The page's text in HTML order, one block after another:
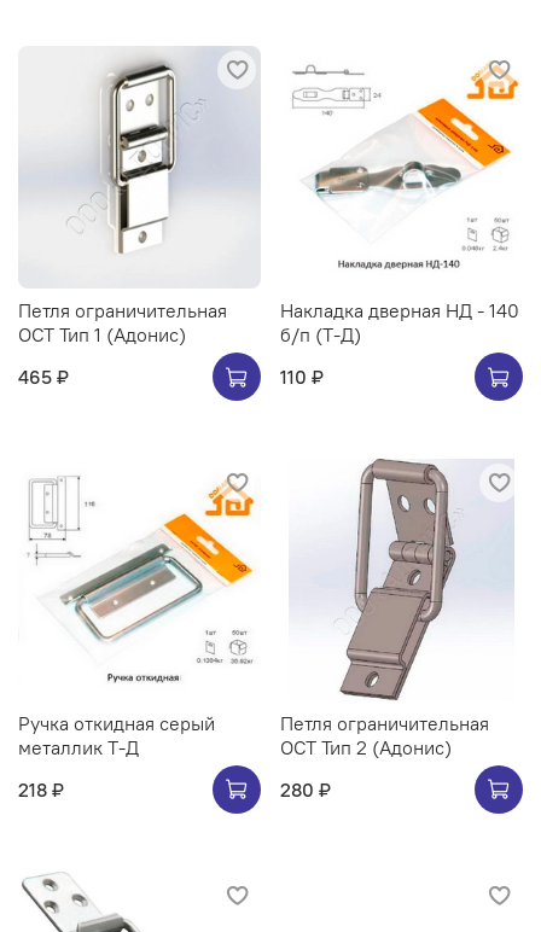
Петля ограничительная
ОСТ Тип 1 (Адонис)
465 ₽
Накладка дверная НД - 140
б/п (Т-Д)
110 ₽
Ручка откидная серый
металлик Т-Д
218 ₽
Петля ограничительная
ОСТ Тип 2 (Адонис)
280 ₽